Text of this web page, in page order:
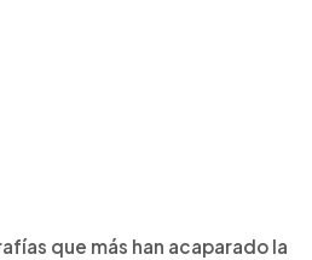
que más han acaparado la